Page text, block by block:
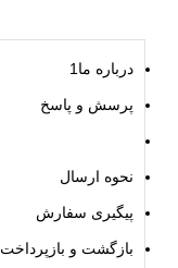
درباره ما1
پرسش و پاسخ
نحوه ارسال
پیگیری سفارش
بازگشت و بازپرداخت